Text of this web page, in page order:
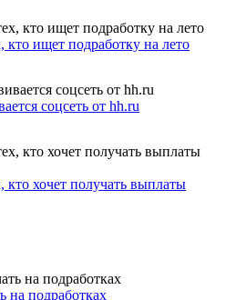
кто ищет подработку на лето
соцсеть от hh.ru
кто хочет получать выплаты
на подработках